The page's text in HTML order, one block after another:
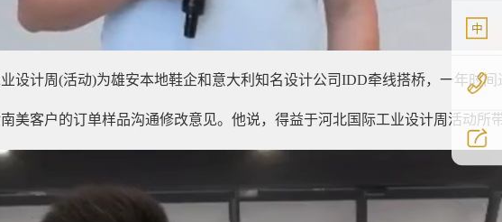
设计周(活动)为雄安本地鞋企和意大利知名设计公司IDD牵线搭桥，一年时
美客户的订单样品沟通修改意见。他说，得益于河北国际工业设计周活动所
中